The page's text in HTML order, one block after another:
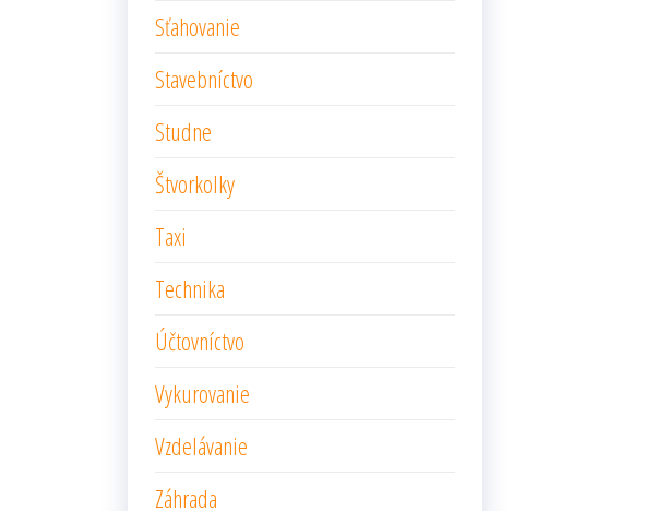
Sťahovanie
Stavebníctvo
Studne
Štvorkolky
Taxi
Technika
Účtovníctvo
Vykurovanie
Vzdelávanie
Záhrada